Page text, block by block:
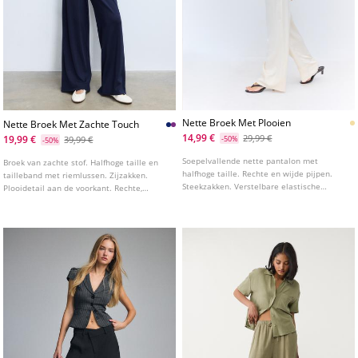
Nette Broek Met Zachte Touch
19,99 €
-50% 39,99 €
Broek van zachte stof. Halfhoge taille en
tailleband met riemlussen. Zijzakken.
Plooidetail aan de voorkant. Rechte,
metalen haak.
Nette Broek Met Plooien
14,99 €
-50% 29,99 €
Soepelvallende nette pantalon met
halfhoge taille. Rechte en wijde pijpen.
Steekzakken. Verstelbare elastische